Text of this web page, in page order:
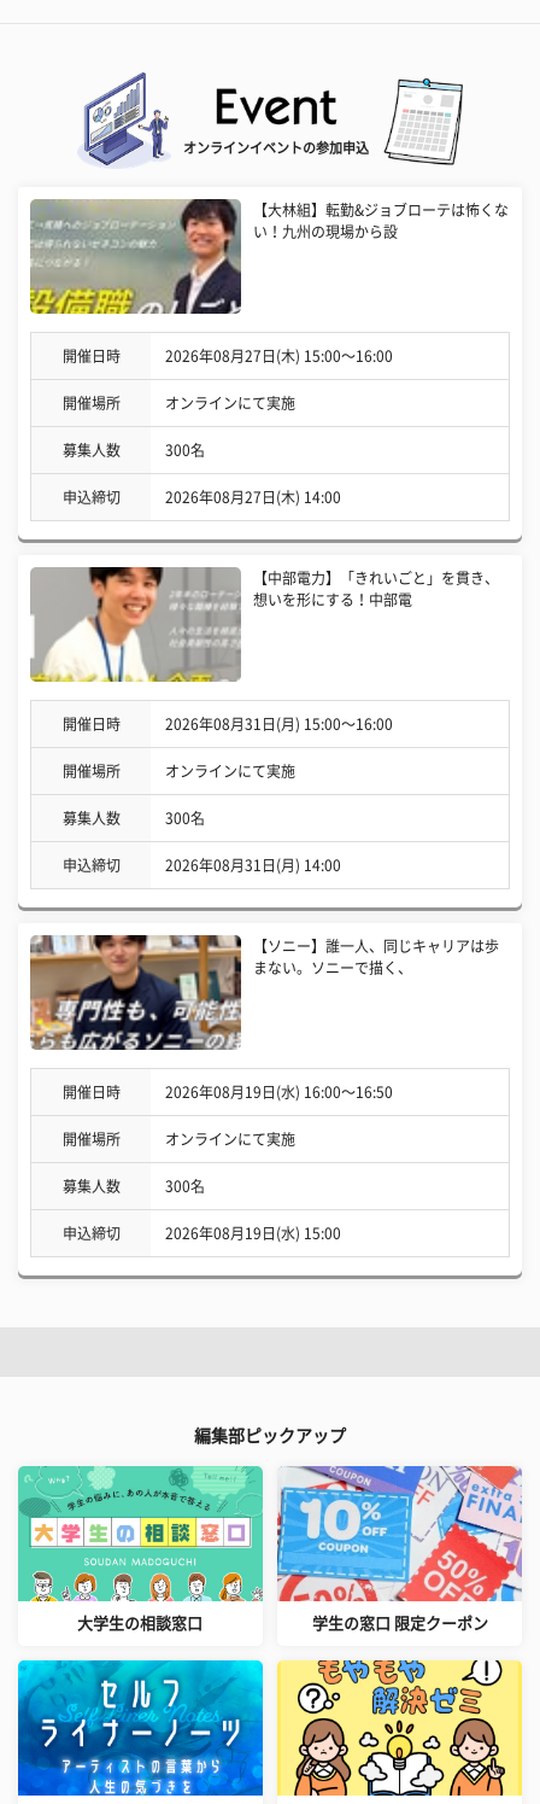
オンラインイベントの参加申込
【大林組】転勤&ジョブローテは怖くな
い！九州の現場から設
開催日時 2026年08月27日(木) 15:00〜16:00
開催場所 オンラインにて実施
募集人数 300名
申込締切 2026年08月27日(木) 14:00
【中部電力】「きれいごと」を貫き、
想いを形にする！中部電
開催日時 2026年08月31日(月) 15:00〜16:00
開催場所 オンラインにて実施
募集人数 300名
申込締切 2026年08月31日(月) 14:00
【ソニー】誰一人、同じキャリアは歩
まない。ソニーで描く、
開催日時 2026年08月19日(水) 16:00〜16:50
開催場所 オンラインにて実施
募集人数 300名
申込締切 2026年08月19日(水) 15:00
編集部ピックアップ
大学生の相談窓口 学生の窓口 限定クーポン